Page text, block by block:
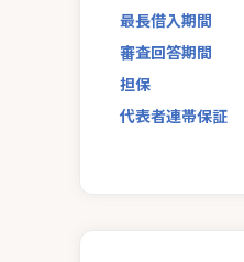
最長借入期間
審査回答期間
担保
代表者連帯保証